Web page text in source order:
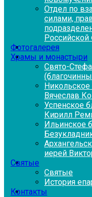
Отдел по
силами,
Фотогалерея
Храмы и монастыри
Свято-
Никольское
Вячеслав
Успенское
Кирилл
Ильинское
иерей
Святые
Святые
История
Контакты